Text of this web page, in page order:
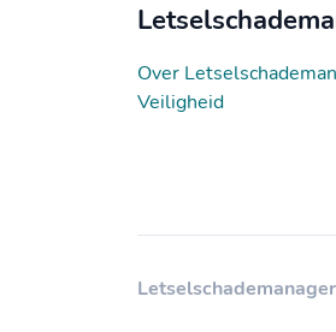
Over
Veiligheid